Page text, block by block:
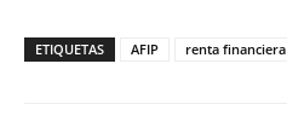
ETIQUETAS AFIP renta financiera